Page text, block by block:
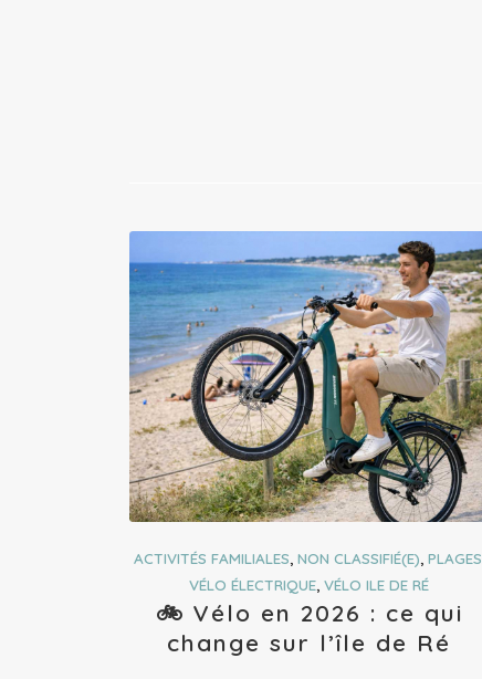
ACTIVITÉS FAMILIALES, NON CLASSIFIÉ(E), PLAGES
VÉLO ÉLECTRIQUE,VÉLO ILE DE RÉ
🚲 Vélo en 2026 : ce qui
change sur l’île de Ré